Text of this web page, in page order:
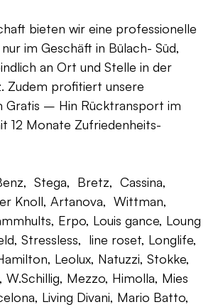
bieten wir eine professionelle
im Geschäft in Bülach- Süd,
an Ort und Stelle in der
Zudem profitiert unsere
Gratis – Hin Rücktransport im
12 Monate Zufriedenheits-
Stega, Bretz, Cassina,
Knoll, Artanova, Wittman,
Erpo, Louis gance, Loung
Stressless, line roset, Longlife,
Leolux, Natuzzi, Stokke,
W.Schillig, Mezzo, Himolla, Mies
Living Divani, Mario Batto,